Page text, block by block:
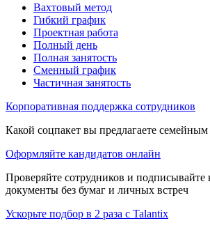
Вахтовый метод
Гибкий график
Проектная работа
Полный день
Полная занятость
Сменный график
Частичная занятость
Корпоративная поддержка сотрудников
Какой соцпакет вы предлагаете
Оформляйте кандидатов онлайн
Проверяйте сотрудников и подписывайте
документы без бумаг и личных встреч
Ускорьте подбор в 2 раза с Talantix